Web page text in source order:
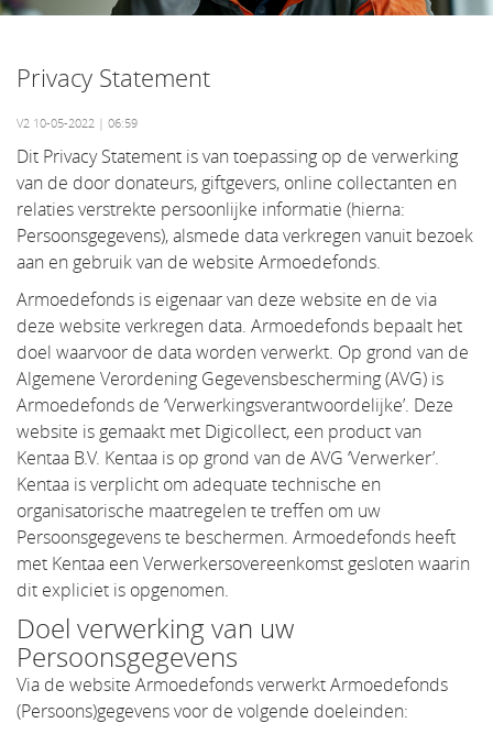
Privacy Statement
V2 10-05-2022 | 06:59
Dit Privacy Statement is van toepassing op de verwerking
van de door donateurs, giftgevers, online collectanten en
relaties verstrekte persoonlijke informatie (hierna:
Persoonsgegevens), alsmede data verkregen vanuit bezoek
aan en gebruik van de website Armoedefonds.
Armoedefonds is eigenaar van deze website en de via
deze website verkregen data. Armoedefonds bepaalt het
doel waarvoor de data worden verwerkt. Op grond van de
Algemene Verordening Gegevensbescherming (AVG) is
Armoedefonds de ‘Verwerkingsverantwoordelijke’. Deze
website is gemaakt met Digicollect, een product van
Kentaa B.V. Kentaa is op grond van de AVG ‘Verwerker’.
Kentaa is verplicht om adequate technische en
organisatorische maatregelen te treffen om uw
Persoonsgegevens te beschermen. Armoedefonds heeft
met Kentaa een Verwerkersovereenkomst gesloten waarin
dit expliciet is opgenomen.
Doel verwerking van uw
Persoonsgegevens
Via de website Armoedefonds verwerkt Armoedefonds
(Persoons)gegevens voor de volgende doeleinden: